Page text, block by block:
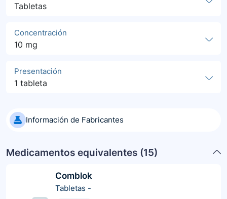
Tabletas
Concentración
10 mg
Presentación
1 tableta
Información de Fabricantes
Medicamentos equivalentes (15)
Comblok
Tabletas -